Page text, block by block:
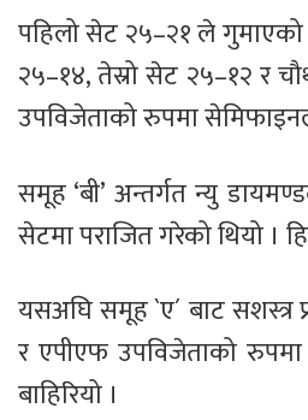
पहिलो सेट २५–२१ ले गुमाएको
२५–१४, तेस्रो सेट २५–१२ र
उपविजेताको रुपमा
समूह ‘बी’ अन्तर्गत न्यु
सेटमा पराजित गरेको थियो ।
यसअघि समूह `ए´ बाट सशस्त्र
र एपीएफ उपविजेताको
बाहिरियो ।